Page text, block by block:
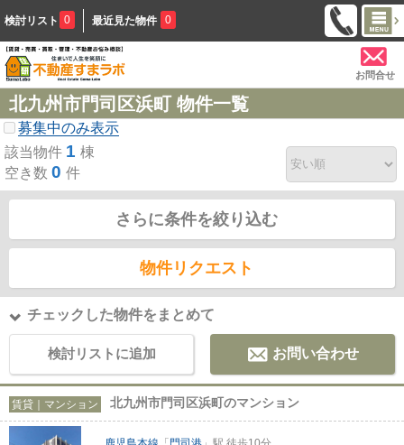
検討リスト 0 最近見た物件 0
お問合せ
北九州市門司区浜町 物件一覧
募集中のみ表示
該当物件 1 棟
空き数 0 件
さらに条件を絞り込む
物件リクエスト
チェックした物件をまとめて
検討リストに追加 お問い合わせ
賃貸｜マンション 北九州市門司区浜町のマンション